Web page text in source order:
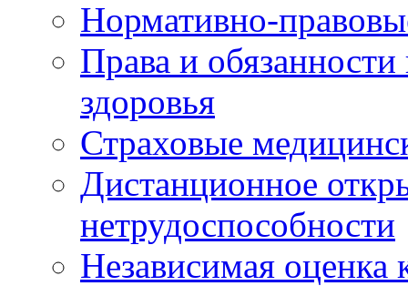
Нормативно-
Права и
здоровья
Страховые
Дистанционное
нетрудоспособности
Независимая оценка